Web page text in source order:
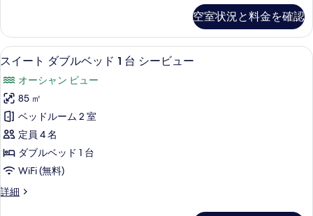
す
る
ブ
ル
ベ
ッ
ド
2
台
シ
ー
ビ
ャ
ー
ル
ム
ダ
ブ
ル
ベ
ッ
ド
2
シ
空室状況と料金を確認
ス
ー
ト
ダ
ブ
ル
ベ
ッ
高級寝具、ミニバー、セーフティボ
5
スイート ダブルベッド 1 台 シービュー
オーシャン ビュー
85 ㎡
ベッドルーム 2 室
定員 4 名
ダブルベッド 1 台
WiFi (無料)
詳細
ス